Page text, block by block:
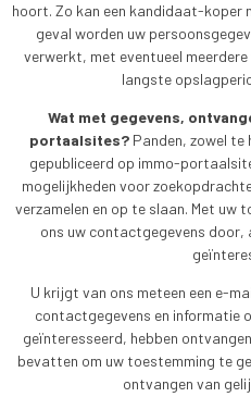
hoort. Zo kan een kandidaat-koper
geval worden uw
verwerkt, met eventueel
langste
Wat met gegevens,
portaalsites?Panden, zowel te
gepubliceerd op immo-
mogelijkheden voor
verzamelen en op te slaan. Met
ons uw contactgegevens door,
U krijgt van ons meteen een e-
contactgegevens en informatie
geïnteresseerd, hebben
bevatten om uw toestemming te
ontvangen van